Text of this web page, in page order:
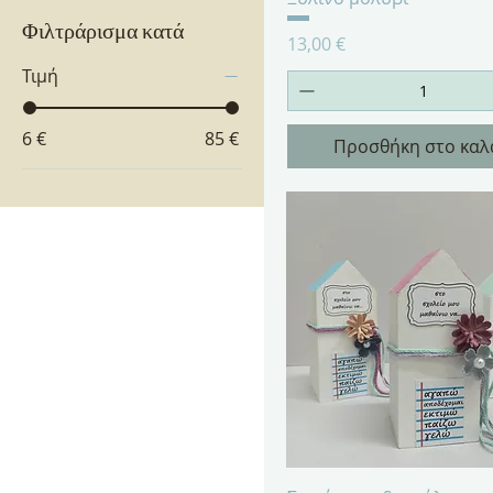
Φιλτράρισμα κατά
Τιμή
6 € 85 €
Τιμή
13,00 €
Προσθήκη στο